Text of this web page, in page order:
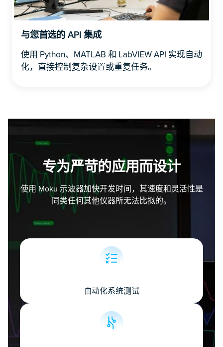
与您首选的 API 集成
使用 Python、MATLAB 和 LabVIEW API 实现自动
化，直接控制复杂设置或重复任务。
专为严苛的应用而设计
使用 Moku 示波器加快开发时间，其速度和灵活性是
同类任何其他仪器所无法比拟的。
自动化系统测试